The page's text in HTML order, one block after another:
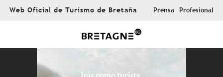
AllerWeb Oficial de Turismo de Bretaña Prensa Profesional